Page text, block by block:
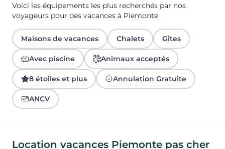
Voici les équipements les plus recherchés par nos
voyageurs pour des vacances à Piemonte
Maisons de vacances Chalets Gîtes
Avec piscine Animaux acceptés
8 étoiles et plus Annulation Gratuite
ANCV
Location vacances Piemonte pas cher